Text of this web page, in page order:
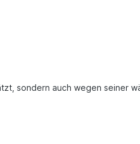
sondern auch wegen seiner